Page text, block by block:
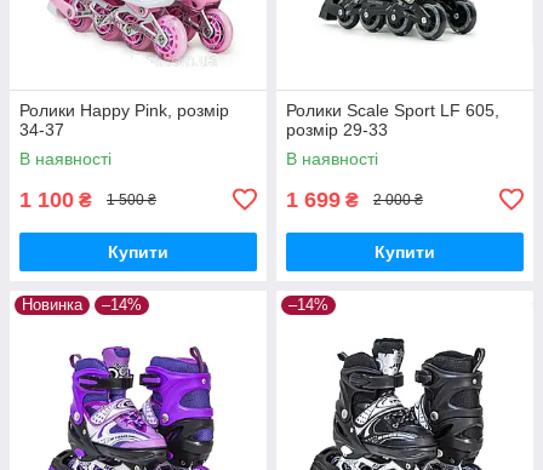
Ролики Happy Pink, розмір
34-37
В наявності
1 100 ₴ 1 500 ₴
Купити
Ролики Scale Sport LF 605,
розмір 29-33
В наявності
1 699 ₴ 2 000 ₴
Купити
Новинка –14% –14%